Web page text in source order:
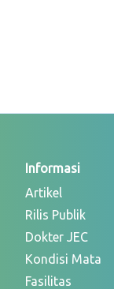
Informasi
Artikel
Rilis Publik
Dokter JEC
Kondisi Mata
Fasilitas